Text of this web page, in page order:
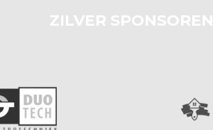
ZILVER SPONSOREN